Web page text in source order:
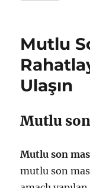
Mutlu
Ulaşın
Mutlu
Mutlu son
mutlu son